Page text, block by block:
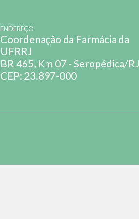
ENDEREÇO
Coordenação da Farmácia da
UFRRJ
BR 465, Km 07 - Seropédica/RJ
CEP: 23.897-000